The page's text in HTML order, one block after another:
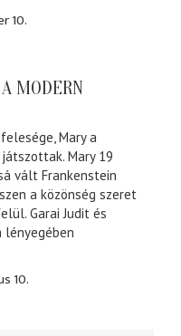
10.
MODERN
Mary a
Mary 19
vált Frankenstein
a közönség szeret
Garai Judit és
lényegében
10.